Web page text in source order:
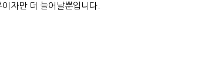
자만 더 늘어날뿐입니다.